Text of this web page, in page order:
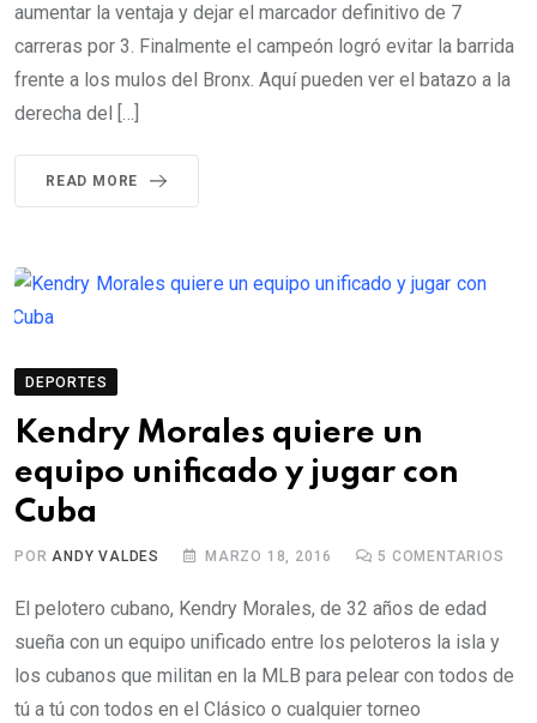
aumentar la ventaja y dejar el marcador definitivo de 7
carreras por 3. Finalmente el campeón logró evitar la barrida
frente a los mulos del Bronx. Aquí pueden ver el batazo a la
derecha del […]
READ MORE
DEPORTES
Kendry Morales quiere un
equipo unificado y jugar con
Cuba
PORANDY VALDES MARZO 18, 2016 5 COMENTARIOS
El pelotero cubano, Kendry Morales, de 32 años de edad
sueña con un equipo unificado entre los peloteros la isla y
los cubanos que militan en la MLB para pelear con todos de
tú a tú con todos en el Clásico o cualquier torneo